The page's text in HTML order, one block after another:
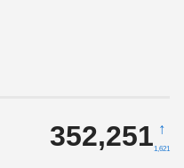
352,251 ↑
1,621